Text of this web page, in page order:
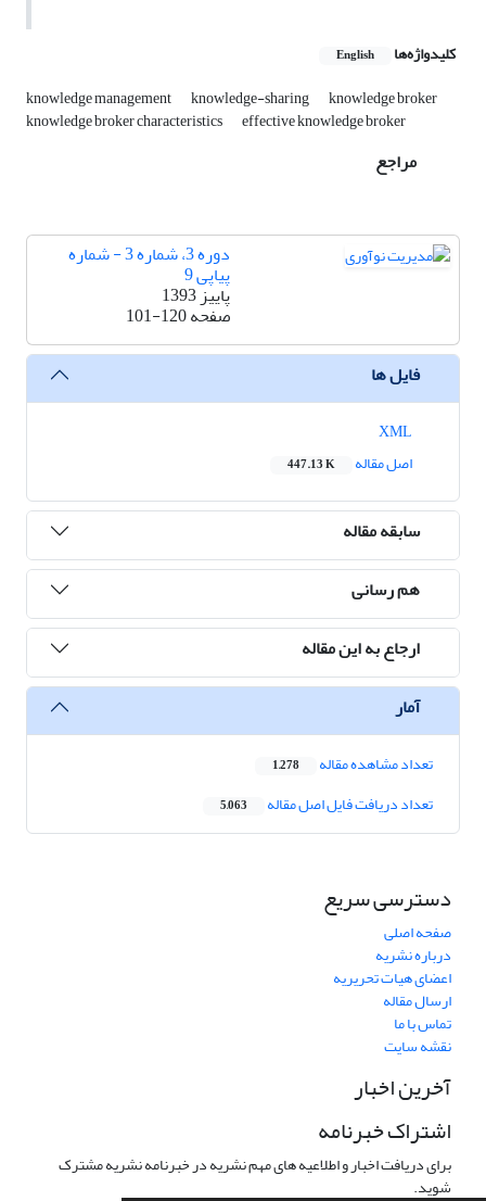
کلیدواژه‌ها English
knowledge management knowledge-sharing knowledge broker
knowledge broker characteristics effective knowledge broker
مراجع
دوره 3، شماره 3 - شماره
پیاپی 9
پاییز 1393
صفحه101-120
فایل ها
اصل مقاله
447.13 K
سابقه مقاله
هم رسانی
ارجاع به این مقاله
آمار
تعداد مشاهده مقاله 1,278
تعداد دریافت فایل اصل مقاله 5,063
دسترسی سریع
صفحه اصلی
درباره نشریه
اعضای هیات تحریریه
ارسال مقاله
تماس با ما
نقشه سایت
آخرین اخبار
اشتراک خبرنامه
برای دریافت اخبار و اطلاعیه های مهم نشریه در خبرنامه نشریه مشترک
شوید.